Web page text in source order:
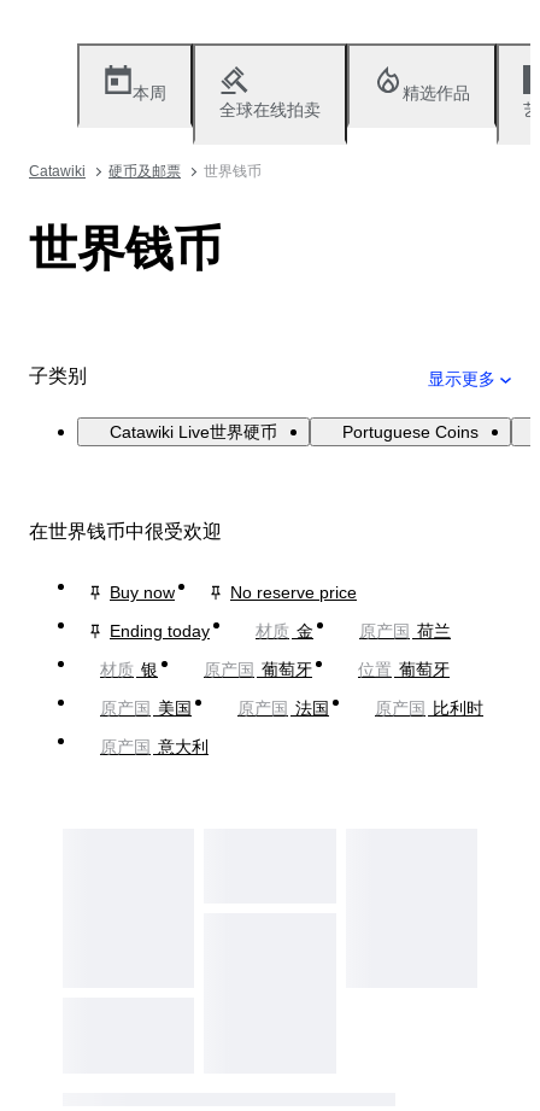
本周
全球在线拍卖
精选作品
Catawiki 硬币及邮票 世界钱币
世界钱币
子类别 显示更多
Catawiki Live世界硬币 Portuguese Coins
在世界钱币中很受欢迎
Buy now
No reserve price
Ending today
材质 金 原产国 荷兰
材质 银 原产国 葡萄牙 位置 葡萄牙
原产国 美国 原产国 法国 原产国
比利时
原产国 意大利